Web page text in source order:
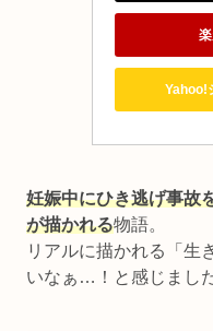
Yahoo!
妊娠中にひき逃げ事故
が描かれる物語。
リアルに描かれる「生
いなぁ…！と感じました